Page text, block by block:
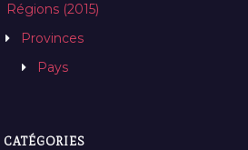
Régions (2015)
Provinces
Pays
CATÉGORIES